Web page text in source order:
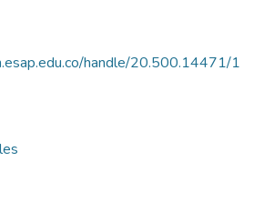
handle/20.500.14471/1